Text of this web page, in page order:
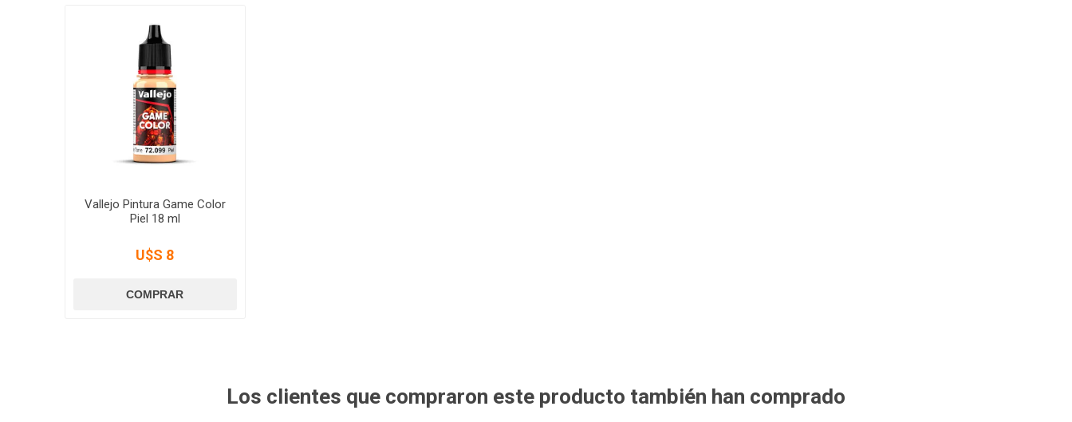
Vallejo Pintura Game Color
Piel 18 ml
U$S 8
Los clientes que compraron este producto también han comprado